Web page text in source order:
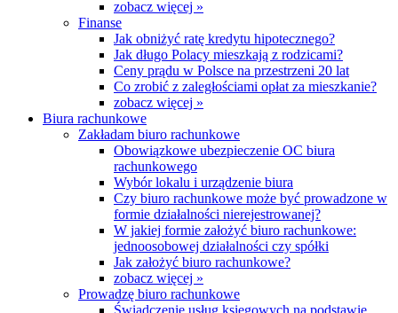
zobacz więcej »
Finanse
Jak obniżyć ratę kredytu hipotecznego?
Jak długo Polacy mieszkają z rodzicami?
Ceny prądu w Polsce na przestrzeni 20 lat
Co zrobić z zaległościami opłat za mieszkanie?
zobacz więcej »
Biura rachunkowe
Zakładam biuro rachunkowe
Obowiązkowe ubezpieczenie OC biura
rachunkowego
Wybór lokalu i urządzenie biura
Czy biuro rachunkowe może być prowadzone w
formie działalności nierejestrowanej?
W jakiej formie założyć biuro rachunkowe:
jednoosobowej działalności czy spółki
Jak założyć biuro rachunkowe?
zobacz więcej »
Prowadzę biuro rachunkowe
Świadczenie usług księgowych na podstawie